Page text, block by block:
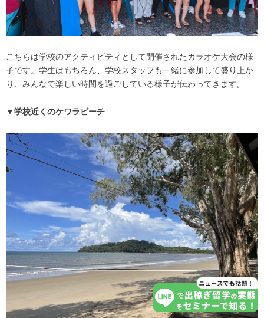
こちらは学校のアクティビティとして開催されたカラオケ大会の様
子です。学生はもちろん、学校スタッフも一緒に参加して盛り上が
り、みんなで楽しい時間を過ごしている様子が伝わってきます。
▼学校近くのケワラビーチ